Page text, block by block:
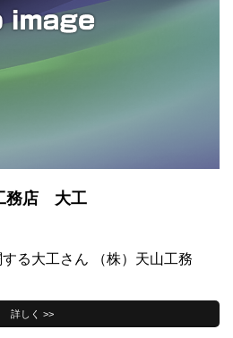
務店 大工
る大工さん （株）天山工務
詳しく >>